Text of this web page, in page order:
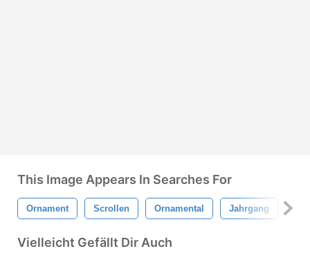
This Image Appears In Searches For
Ornament Scrollen Ornamental Jahrgang
Vielleicht Gefällt Dir Auch